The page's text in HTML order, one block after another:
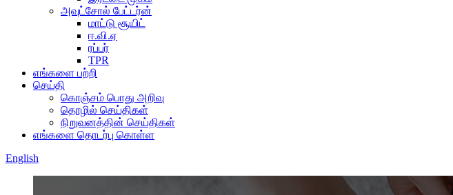
அவுட்சோல் பேட்டர்ன்
மாட்டு சூயிட்
ஈ.வி.ஏ
ரப்பர்
TPR
எங்களை பற்றி
செய்தி
கொஞ்சம் பொது அறிவு
தொழில் செய்திகள்
நிறுவனத்தின் செய்திகள்
எங்களை தொடர்பு கொள்ள
English